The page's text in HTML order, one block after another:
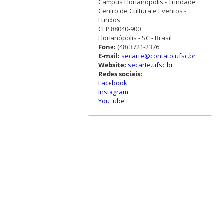
Campus Florianópolis - Trindade
Centro de Cultura e Eventos -
Fundos
CEP 88040-900
Florianópolis - SC - Brasil
Fone: (48) 3721-2376
E-mail: secarte@contato.ufsc.br
Website: secarte.ufsc.br
Redes sociais:
Facebook
Instagram
YouTube